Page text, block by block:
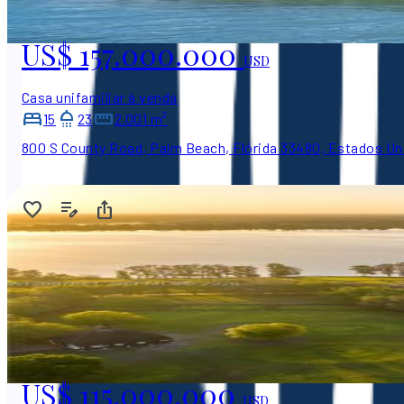
US$ 157.000.000USD
Casa unifamiliar à venda
15
23
2.001 m²
800 S County Road, Palm Beach, Flórida 33480, Estados
US$ 115.000.000